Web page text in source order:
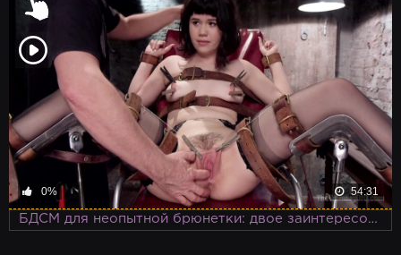
0% 54:31
БДСМ для неопытной брюнетки: двое заинтересованных пацанов готовы провести урок